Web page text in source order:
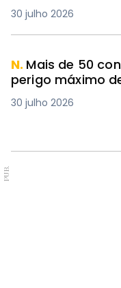
30 julho 2026
N. Mais de 50
perigo máximo
30 julho 2026
PUB.